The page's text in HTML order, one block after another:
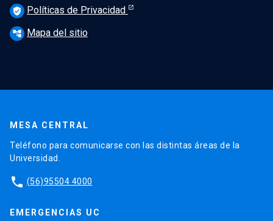
verified_user Políticas de Privacidad
account_tree Mapa del sitio
MESA CENTRAL
Teléfono para comunicarse con las distintas áreas de la
Universidad.
phone (56)95504 4000
EMERGENCIAS UC